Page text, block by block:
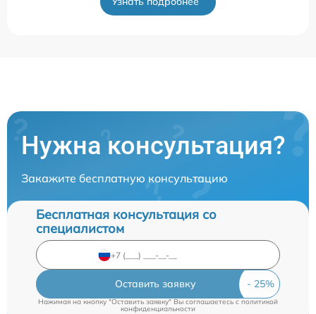
Нужна консультация?
Закажите бесплатную консультацию
Бесплатная консультация со
специалистом
Оставить заявку
Нажимая на кнопку "Оставить заявку" Вы соглашаетесь cполитикой
конфиденциальности